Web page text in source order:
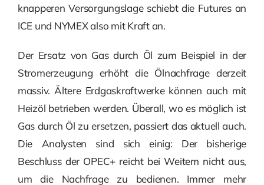
knapperen Versorgungslage schiebt die Futures an
ICE und NYMEX also mit Kraft an.
Der Ersatz von Gas durch Öl zum Beispiel in der
Stromerzeugung erhöht die Ölnachfrage derzeit
massiv. Ältere Erdgaskraftwerke können auch mit
Heizöl betrieben werden. Überall, wo es möglich ist
Gas durch Öl zu ersetzen, passiert das aktuell auch.
Die Analysten sind sich einig: Der bisherige
Beschluss der OPEC+ reicht bei Weitem nicht aus,
um die Nachfrage zu bedienen. Immer mehr